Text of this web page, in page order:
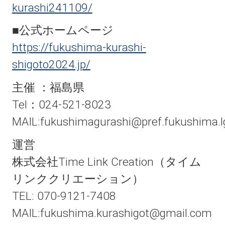
kurashi241109/
■公式ホームページ
https://fukushima-kurashi-
shigoto2024.jp/
主催 ：福島県
Tel：024-521-8023
運営
株式会社Time Link Creation（タイム
リンククリエーション）
TEL: 070-9121-7408
MAIL:fukushima.kurashigot@gmail.com